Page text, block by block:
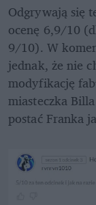
Odgrywają się
ocenę 6,9/10
9/10). W
jednak, że nie
modyfikację
miasteczka
postać Franka